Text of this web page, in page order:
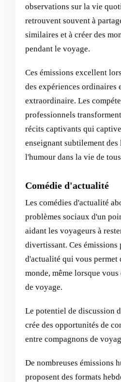
observations sur la vie
retrouvent souvent à
similaires et à créer des
pendant le voyage.
Ces émissions excellent
des expériences ordinaires
extraordinaire. Les
professionnels
récits captivants qui
enseignant subtilement
l'humour dans la vie de
Comédie d'actualité
Les comédies d'actualité
problèmes sociaux d'un
aidant les voyageurs à
divertissant. Ces
d'actualité qui vous permet
monde, même lorsque
de voyage.
Le potentiel de discussion
crée des opportunités de
entre compagnons de
De nombreuses émissions
proposent des formats